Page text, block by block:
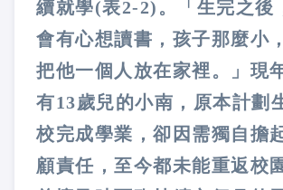
續就學(表2-2)。「生完之後
會有心想讀書，孩子那麼小
把他一個人放在家裡。」現
有13歲兒的小南，原本計劃
校完成學業，卻因需獨自擔
顧責任，至今都未能重返校